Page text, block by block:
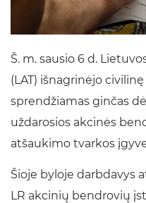
Š. m. sausio 6 d.
(LAT) išnagrinėjo
sprendžiamas ginčas
uždarosios akcinės
atšaukimo tvarkos
Šioje byloje darbdavys
LR akcinių bendrovių